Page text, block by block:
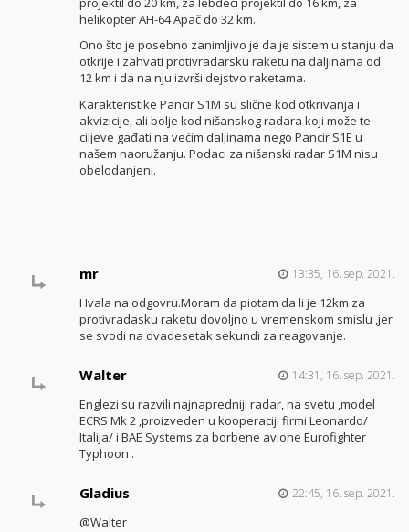
helikopter AH-64 Apač do 32 km.
Ono što je posebno zanimljivo je da je sistem u stanju da
otkrije i zahvati protivradarsku raketu na daljinama od
12 km i da na nju izvrši dejstvo raketama.
Karakteristike Pancir S1M su slične kod otkrivanja i
akvizicije, ali bolje kod nišanskog radara koji može te
ciljeve gađati na većim daljinama nego Pancir S1E u
našem naoružanju. Podaci za nišanski radar S1M nisu
obelodanjeni.
mr 13:35, 16. sep. 2021.
Hvala na odgovru.Moram da piotam da li je 12km za
protivradasku raketu dovoljno u vremenskom smislu ,jer
se svodi na dvadesetak sekundi za reagovanje.
Walter 14:31, 16. sep. 2021.
Englezi su razvili najnapredniji radar, na svetu ,model
ECRS Mk 2 ,proizveden u kooperaciji firmi Leonardo/
Italija/ i BAE Systems za borbene avione Eurofighter
Typhoon .
Gladius 22:45, 16. sep. 2021.
@Walter